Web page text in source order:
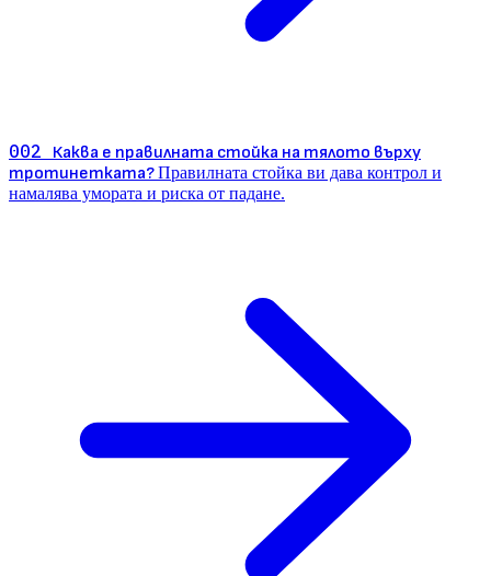
002 Каква е правилната стойка на тялото върху
тротинетката?Правилната стойка ви дава контрол и
намалява умората и риска от падане.